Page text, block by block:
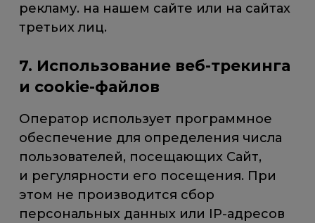
рекламу. на нашем сайте или на сайтах
третьих лиц.
7. Использование веб-трекинга
и cookie-файлов
Оператор использует программное
обеспечение для определения числа
пользователей, посещающих Сайт,
и регулярности его посещения. При
этом не производится сбор
персональных данных или IP-адресов